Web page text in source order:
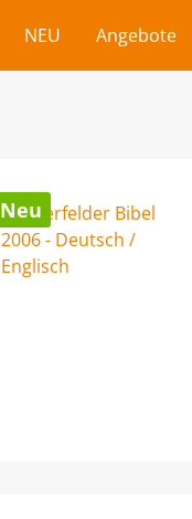
NEU Angebote
Neu